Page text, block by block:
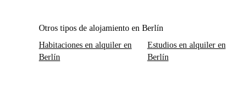
Otros tipos de alojamiento en Berlín
Habitaciones en alquiler en
Berlín
Estudios en alquiler en
Berlín